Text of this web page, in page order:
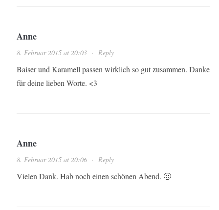
Anne
8. Februar 2015 at 20:03· Reply
Baiser und Karamell passen wirklich so gut zusammen. Danke
für deine lieben Worte. <3
Anne
8. Februar 2015 at 20:06· Reply
Vielen Dank. Hab noch einen schönen Abend. 🙂